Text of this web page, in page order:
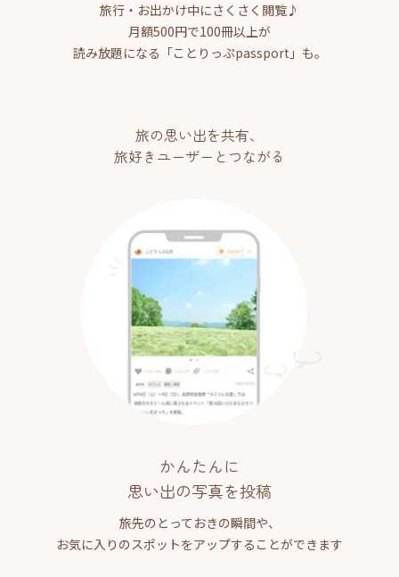
旅行・お出かけ中にさくさく閲覧♪
月額500円で100冊以上が
読み放題になる「ことりっぷpassport」も。
旅の思い出を共有、
旅好きユーザーとつながる
かんたんに
思い出の写真を投稿
旅先のとっておきの瞬間や、
お気に入りのスポットをアップすることができます